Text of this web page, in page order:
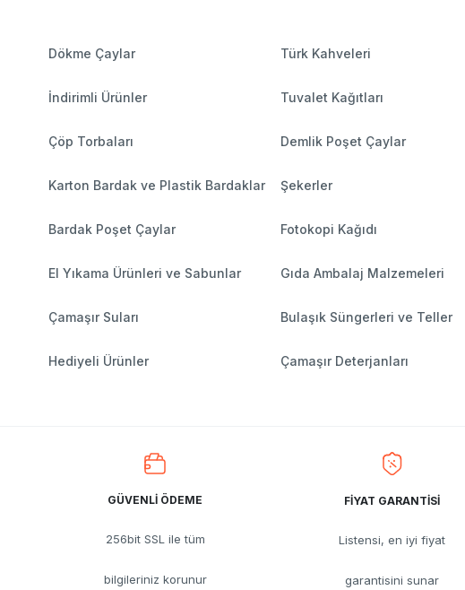
Dökme Çaylar Türk Kahveleri
İndirimli Ürünler Tuvalet Kağıtları
Çöp Torbaları Demlik Poşet Çaylar
Karton Bardak ve Plastik Bardaklar Şekerler
Bardak Poşet Çaylar Fotokopi Kağıdı
El Yıkama Ürünleri ve Sabunlar Gıda Ambalaj Malzemeleri
Çamaşır Suları Bulaşık Süngerleri ve Teller
Hediyeli Ürünler Çamaşır Deterjanları
GÜVENLİ ÖDEME
256bit SSL ile tüm
bilgileriniz korunur
FİYAT GARANTİSİ
Listensi, en iyi fiyat
garantisini sunar